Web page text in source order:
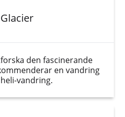
den fascinerande
en vandring
vandring.